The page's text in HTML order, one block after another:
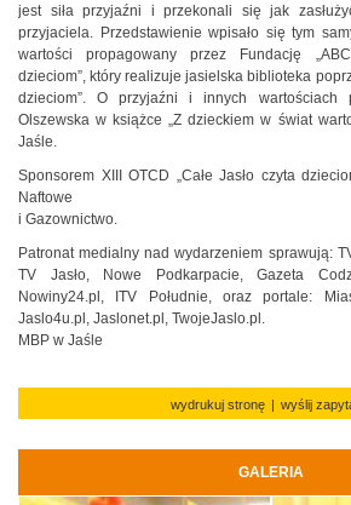
jest siła przyjaźni i przekonali się jak
przyjaciela. Przedstawienie wpisało się tym
wartości propagowany przez Fundację
dzieciom”, który realizuje jasielska biblioteka
dzieciom”. O przyjaźni i innych
Olszewska w książce „Z dzieckiem w świat
Jaśle.
Sponsorem XIII OTCD „Całe Jasło czyta
Naftowe
i Gazownictwo.
Patronat medialny nad wydarzeniem sprawują:
TV Jasło, Nowe Podkarpacie, Gazeta
Nowiny24.pl, ITV Południe, oraz portale:
Jaslo4u.pl, Jaslonet.pl, TwojeJaslo.pl.
MBP w Jaśle
wydrukuj stronę | wyślij
GALERIA